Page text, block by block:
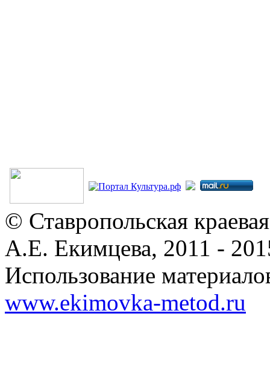
© Ставропольская
А.Е. Екимцева, 2011 -
Использование
www.ekimovka-metod.ru